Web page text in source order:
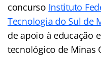
concurso Instituto
Tecnologia do Sul de
de apoio à educação
tecnológico de Minas